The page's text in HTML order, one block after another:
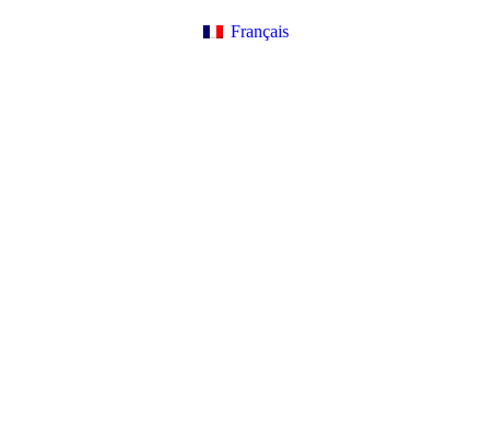
Français